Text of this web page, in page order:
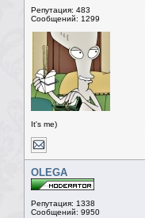
Репутация: 483
Сообщений: 1299
It's me)
OLEGA
Репутация: 1338
Сообщений: 9950